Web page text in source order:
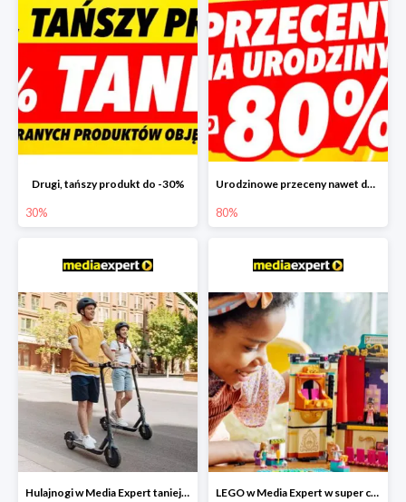
Drugi, tańszy produkt do -30%
30%
Urodzinowe przeceny nawet do -80%
80%
Hulajnogi w Media Expert taniej nawet o 800zł! LEGO w Media Expert w super cenach!